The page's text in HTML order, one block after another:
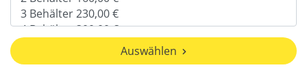
Auswählen